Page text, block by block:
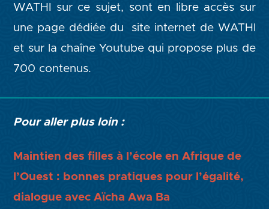
WATHI sur ce sujet, sont en libre accès sur
une page dédiée du site internet de WATHI
et sur la chaîne Youtube qui propose plus de
700 contenus.
Pour aller plus loin :
Maintien des filles à l’école en Afrique de
l’Ouest : bonnes pratiques pour l’égalité,
dialogue avec Aïcha Awa Ba